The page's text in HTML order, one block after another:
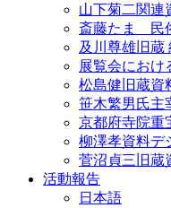
山下菊二関連
斎藤たま 民
及川尊雄旧蔵
展覧会におけ
松島健旧蔵資
笹木繁男氏主
京都府寺院重
柳澤孝資料デ
菅沼貞三旧蔵
活動報告
日本語